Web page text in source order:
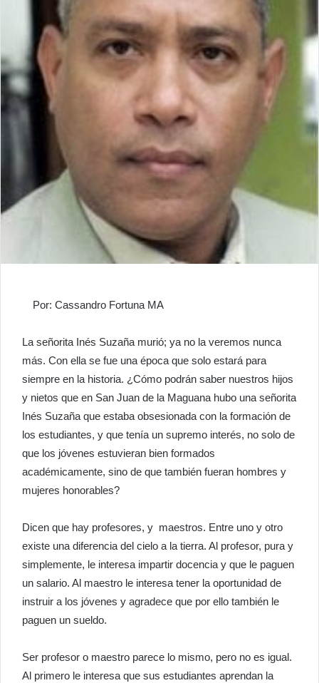
Por: Cassandro Fortuna MA
La señorita Inés Suzaña murió; ya no la veremos nunca
más. Con ella se fue una época que solo estará para
siempre en la historia. ¿Cómo podrán saber nuestros hijos
y nietos que en San Juan de la Maguana hubo una señorita
Inés Suzaña que estaba obsesionada con la formación de
los estudiantes, y que tenía un supremo interés, no solo de
que los jóvenes estuvieran bien formados
académicamente, sino de que también fueran hombres y
mujeres honorables?
Dicen que hay profesores, y maestros. Entre uno y otro
existe una diferencia del cielo a la tierra. Al profesor, pura y
simplemente, le interesa impartir docencia y que le paguen
un salario. Al maestro le interesa tener la oportunidad de
instruir a los jóvenes y agradece que por ello también le
paguen un sueldo.
Ser profesor o maestro parece lo mismo, pero no es igual.
Al primero le interesa que sus estudiantes aprendan la